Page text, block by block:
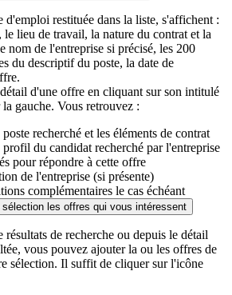
d'emploi restituée dans la liste, s'affichent :
lieu de travail, la nature du contrat et la
nom de l'entreprise si précisé, les 200
du descriptif du poste, la date de
d'une offre en cliquant sur son intitulé
gauche. Vous retrouvez :
recherché et les éléments de contrat
du candidat recherché par l'entreprise
pour répondre à cette offre
de l'entreprise (si présente)
complémentaires le cas échéant
les offres qui vous intéressent
résultats de recherche ou depuis le détail
vous pouvez ajouter la ou les offres de
sélection. Il suffit de cliquer sur l'icône